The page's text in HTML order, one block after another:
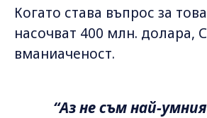
Когато става въпрос за
насочват 400 млн. долара,
вманиаченост.
“Аз не съм най-